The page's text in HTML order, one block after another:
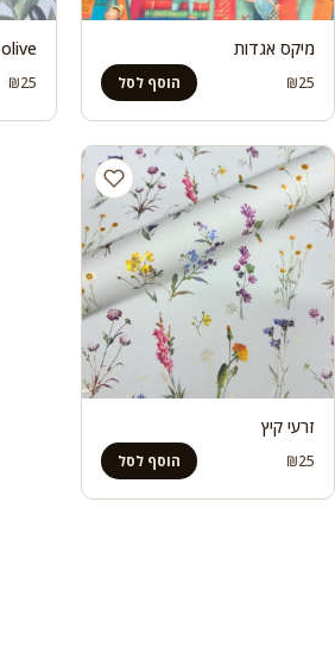
מיקס אגדות
₪25 הוסף לסל
olive
₪25
זרעי קיץ
₪25 הוסף לסל